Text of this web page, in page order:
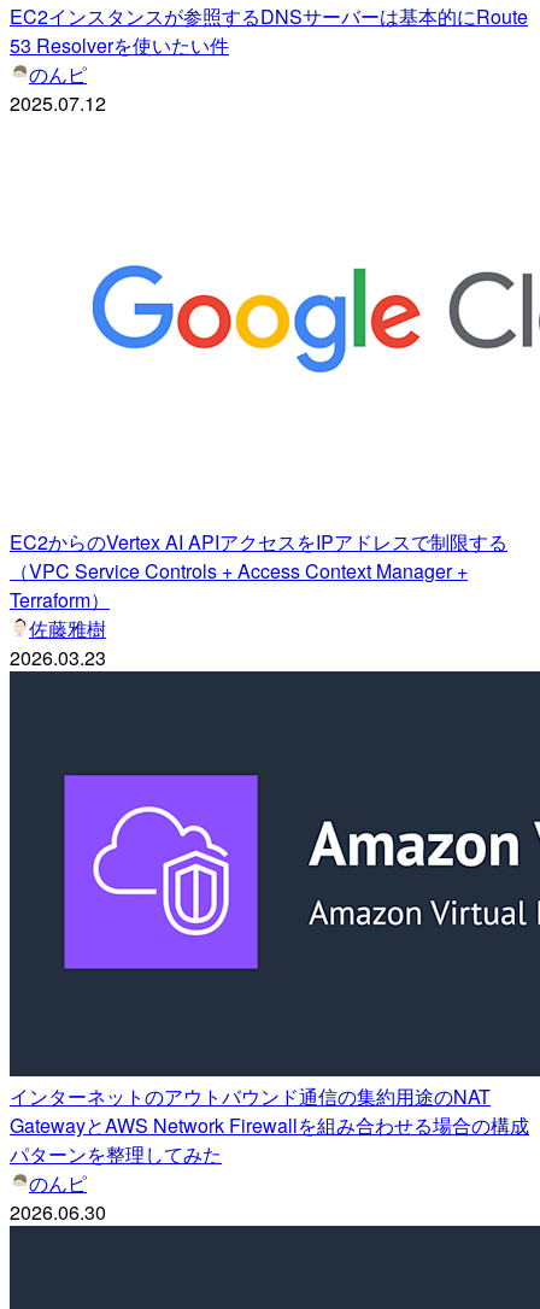
EC2インスタンスが参照するDNSサーバーは基本的にRoute
53 Resolverを使いたい件
のんピ
2025.07.12
EC2からのVertex AI APIアクセスをIPアドレスで制限する
（VPC Service Controls + Access Context Manager +
Terraform）
佐藤雅樹
2026.03.23
インターネットのアウトバウンド通信の集約用途のNAT
GatewayとAWS Network Firewallを組み合わせる場合の構成
パターンを整理してみた
のんピ
2026.06.30